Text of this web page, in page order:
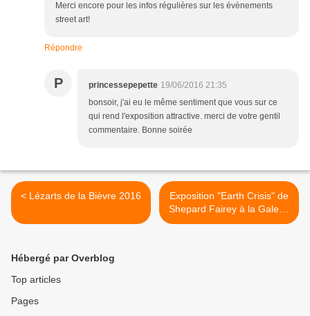
Merci encore pour les infos régulières sur les évènements
street art!
Répondre
P princessepepette 19/06/2016 21:35
bonsoir, j'ai eu le même sentiment que vous sur ce
qui rend l'exposition attractive. merci de votre gentil
commentaire. Bonne soirée
< Lézarts de la Bièvre 2016
Exposition "Earth Crisis" de
Shepard Fairey à la Galerie
Itinerrance >
Hébergé par Overblog
Top articles
Pages